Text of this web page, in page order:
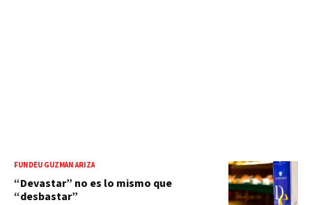
FUNDÉU GUZMÁN ARIZA
“Devastar” no es lo mismo que
“desbastar”